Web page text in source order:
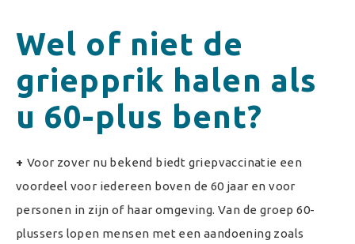
Wel of niet de
griepprik halen als
u 60-plus bent?
+ Voor zover nu bekend biedt griepvaccinatie een
voordeel voor iedereen boven de 60 jaar en voor
personen in zijn of haar omgeving. Van de groep 60-
plussers lopen mensen met een aandoening zoals